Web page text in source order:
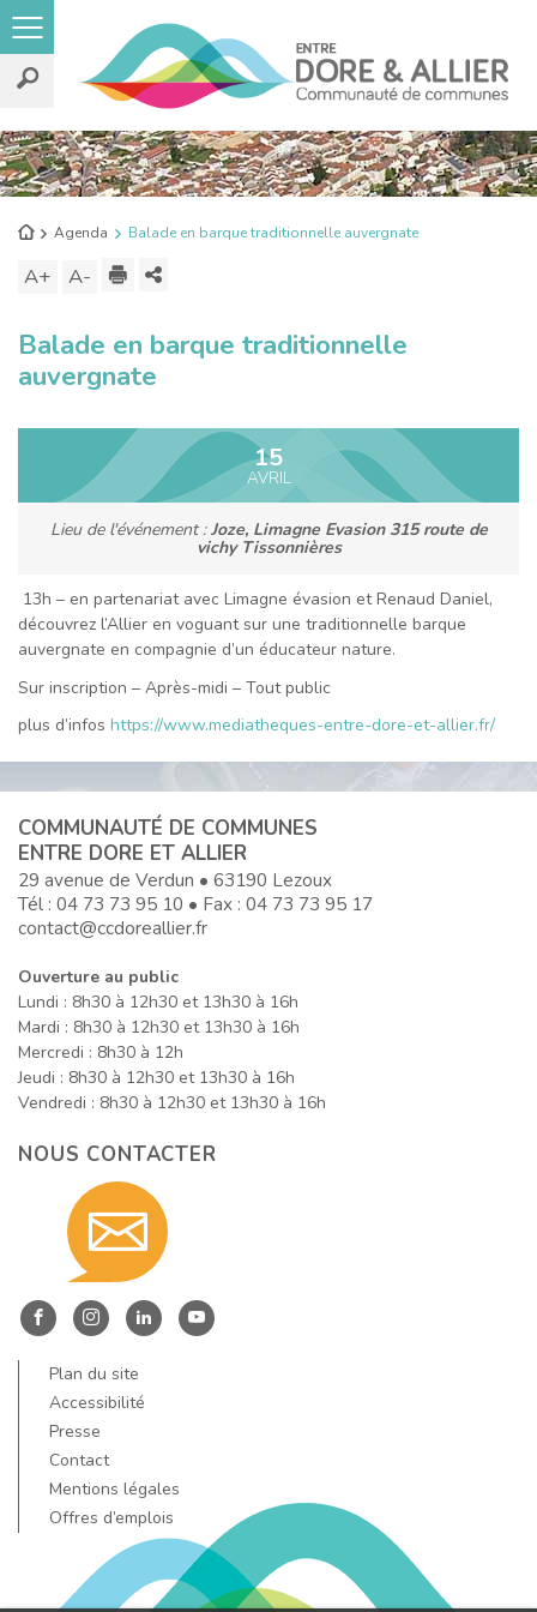
Rechercher
sur
le
site
Retour
l'accueil
Agenda Balade en barque traditionnelle auvergnate
A+ Augmenter
taille
du
A- Diminuer
taille
du
Imprimer
contenu
Balade en barque traditionnelle
auvergnate
15
AVRIL
Lieu de l'événement :Joze, Limagne Evasion 315 route de
vichy Tissonnières
13h – en partenariat avec Limagne évasion et Renaud Daniel,
découvrez l’Allier en voguant sur une traditionnelle barque
auvergnate en compagnie d’un éducateur nature.
Sur inscription – Après-midi – Tout public
plus d’infos https://www.mediatheques-entre-dore-et-allier.fr/
COMMUNAUTÉ DE COMMUNES
ENTRE DORE ET ALLIER
29 avenue de Verdun • 63190 Lezoux
Tél : 04 73 73 95 10 • Fax : 04 73 73 95 17
contact@ccdoreallier.fr
Ouverture au public
Lundi : 8h30 à 12h30 et 13h30 à 16h
Mardi : 8h30 à 12h30 et 13h30 à 16h
Mercredi : 8h30 à 12h
Jeudi : 8h30 à 12h30 et 13h30 à 16h
Vendredi : 8h30 à 12h30 et 13h30 à 16h
NOUS CONTACTER
nous
email
Entre
Allier
sur
Facebook
Entre
Allier
sur
Instagram
Entre
LinkedIn
!
Entre
Plan du site
Accessibilité
Presse
Contact
Mentions légales
Offres d’emplois